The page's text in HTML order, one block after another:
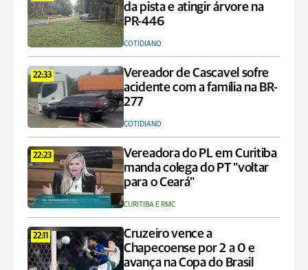
da pista e atingir árvore na
PR-446
COTIDIANO
22:33
Vereador de Cascavel sofre
acidente com a família na BR-
277
COTIDIANO
22:23
Vereadora do PL em Curitiba
manda colega do PT "voltar
para o Ceará"
CURITIBA E RMC
22:11
Cruzeiro vence a
Chapecoense por 2 a 0 e
avança na Copa do Brasil